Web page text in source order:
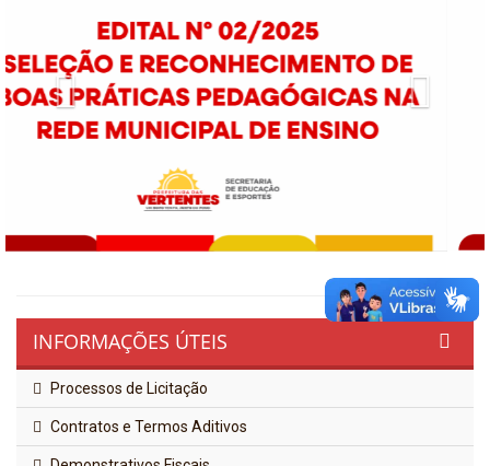
Previous
INFORMAÇÕES ÚTEIS
Processos de Licitação
Contratos e Termos Aditivos